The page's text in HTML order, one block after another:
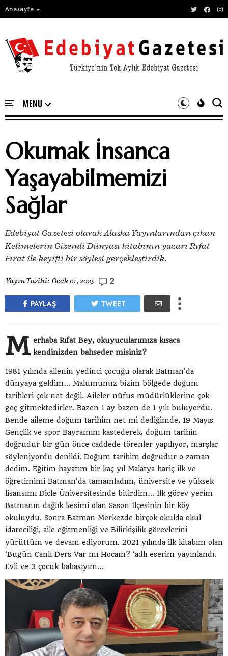
Anasayfa
Okumak İnsanca
Yaşayabilmemizi
Sağlar
Edebiyat Gazetesi olarak Alaska Yayınlarından çıkan
Kelimelerin Gizemli Dünyası kitabının yazarı Rıfat
Fırat ile keyifli bir söyleşi gerçekleştirdik.
Yayın Tarihi: Ocak 01, 2025 2
PAYLAŞ TWEET
M erhaba Rıfat Bey, okuyucularımıza kısaca
kendinizden bahseder misiniz?
1981 yılında ailenin yedinci çocuğu olarak Batman’da
dünyaya geldim… Malumunuz bizim bölgede doğum
tarihleri çok net değil. Aileler nüfus müdürlüklerine çok
geç gitmektedirler. Bazen 1 ay bazen de 1 yılı buluyordu.
Bende aileme doğum tarihim net mi dediğimde, 19 Mayıs
Gençlik ve spor Bayramını kastederek, doğum tarihin
doğrudur bir gün önce caddede törenler yapılıyor, marşlar
söyleniyordu denildi. Doğum tarihim doğrudur o zaman
dedim. Eğitim hayatım bir kaç yıl Malatya hariç ilk ve
öğretimimi Batman’da tamamladım, üniversite ve yüksek
lisansımı Dicle Üniversitesinde bitirdim… İlk görev yerim
Batmanın dağlık kesimi olan Sason İlçesinin bir köy
okuluydu. Sonra Batman Merkezde birçok okulda okul
idareciliği, aile eğitmenliği ve Bilirkişilik görevlerini
yürüttüm ve devam ediyorum. 2021 yılında ilk kitabım olan
‘Bugün Canlı Ders Var mı Hocam? ‘adlı eserim yayınlandı.
Evli ve 3 çocuk babasıyım…